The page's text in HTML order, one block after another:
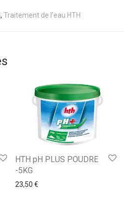
, Traitement de l'eau HTH
HTH pH PLUS POUDRE
-5KG
23,50 €